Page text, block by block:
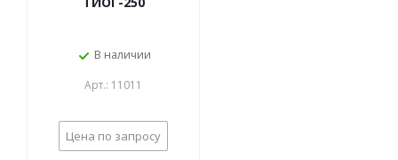
В наличии
Арт.: 11011
Цена по запросу